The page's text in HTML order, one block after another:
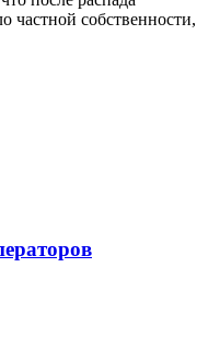
частной собственности,